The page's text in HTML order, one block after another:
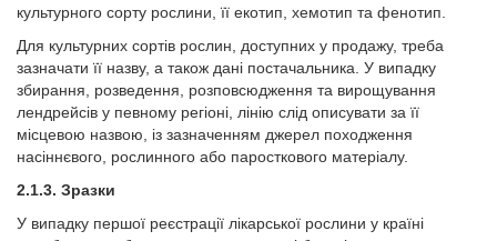
культурного сорту рослини, її екотип, хемотип та фенотип.
Для культурних сортів рослин, доступних у продажу, треба
зазначати її назву, а також дані постачальника. У випадку
збирання, розведення, розповсюдження та вирощування
лендрейсів у певному регіоні, лінію слід описувати за її
місцевою назвою, із зазначенням джерел походження
насіннєвого, рослинного або паросткового матеріалу.
2.1.3. Зразки
У випадку першої реєстрації лікарської рослини у країні